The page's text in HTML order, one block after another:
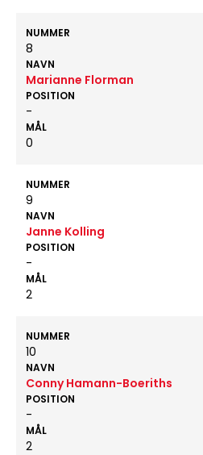
NUMMER
8
NAVN
Marianne Florman
POSITION
-
MÅL
0
NUMMER
9
NAVN
Janne Kolling
POSITION
-
MÅL
2
NUMMER
10
NAVN
Conny Hamann-Boeriths
POSITION
-
MÅL
2